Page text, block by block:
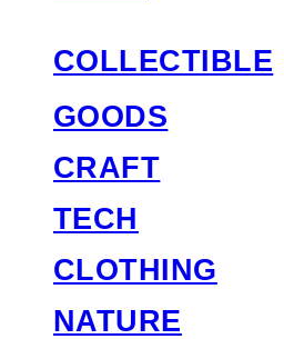
COLLECTIBLE
GOODS
CRAFT
TECH
CLOTHING
NATURE